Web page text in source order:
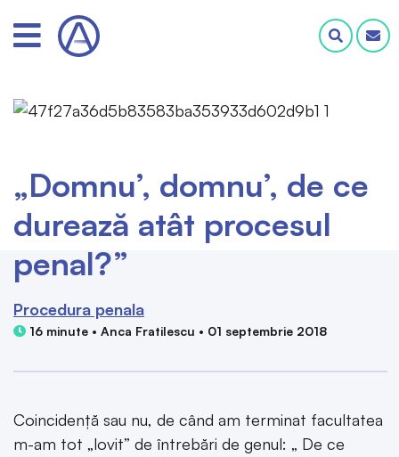
„Domnu’, domnu’, de ce
durează atât procesul
penal?”
Procedura penala
16 minute • Anca Fratilescu • 01 septembrie 2018
Coincidență sau nu, de când am terminat facultatea
m-am tot „lovit” de întrebări de genul: „ De ce